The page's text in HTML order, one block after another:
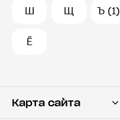
Ш Щ Ъ (1)
Ё
Карта сайта